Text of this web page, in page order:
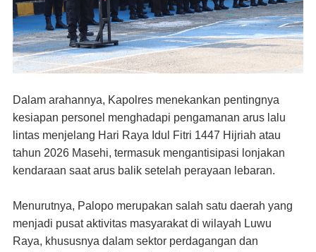
Dalam arahannya, Kapolres menekankan pentingnya
kesiapan personel menghadapi pengamanan arus lalu
lintas menjelang Hari Raya Idul Fitri 1447 Hijriah atau
tahun 2026 Masehi, termasuk mengantisipasi lonjakan
kendaraan saat arus balik setelah perayaan lebaran.
Menurutnya, Palopo merupakan salah satu daerah yang
menjadi pusat aktivitas masyarakat di wilayah Luwu
Raya, khususnya dalam sektor perdagangan dan